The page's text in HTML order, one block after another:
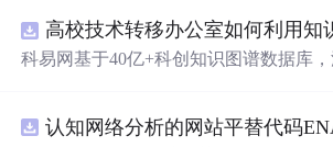
科易网基于40亿+科创知识图谱数据库
新领域的AI+数智化解决方案，推动科